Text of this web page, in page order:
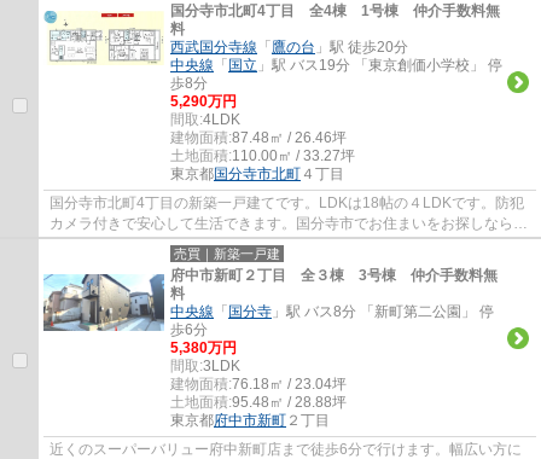
国分寺市北町4丁目 全4棟 1号棟 仲介手数料無
料
西武国分寺線 「 鷹の台 」駅 徒歩20分
中央線 「 国立 」駅 バス19分 「東京創価小学校」 停
歩8分
5,290万円
間取:4LDK
建物面積:87.48㎡ / 26.46坪
土地面積:110.00㎡ / 33.27坪
東京都国分寺市北町 ４丁目
国分寺市北町4丁目の新築一戸建てです。LDKは18帖の４LDKです。防犯
カメラ付きで安心して生活できます。国分寺市でお住まいをお探しなら多
摩地区に詳しいエージーホームに是非お任せく...
売買｜新築一戸建
府中市新町２丁目 全３棟 3号棟 仲介手数料無
料
中央線 「 国分寺 」駅 バス8分 「新町第二公園」 停
歩6分
5,380万円
間取:3LDK
建物面積:76.18㎡ / 23.04坪
土地面積:95.48㎡ / 28.88坪
東京都府中市新町 ２丁目
近くのスーパーバリュー府中新町店まで徒歩6分で行けます。幅広い方に